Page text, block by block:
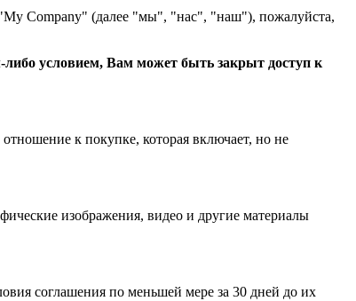
Company" (далее "мы", "нас", "наш"), пожалуйста,
либо условием, Вам может быть закрыт доступ к
к покупке, которая включает, но не
изображения, видео и другие материалы
соглашения по меньшей мере за 30 дней до их